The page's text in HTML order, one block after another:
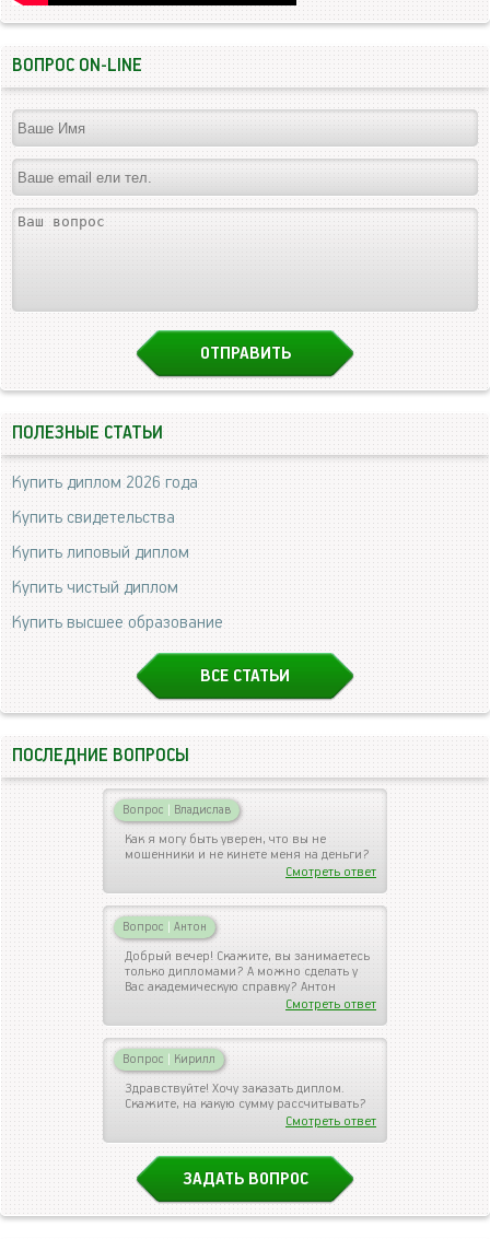
ВОПРОС ON-LINE
ПОЛЕЗНЫЕ СТАТЬИ
Купить диплом 2026 года
Купить свидетельства
Купить липовый диплом
Купить чистый диплом
Купить высшее образование
ВСЕ СТАТЬИ
ПОСЛЕДНИЕ ВОПРОСЫ
Вопрос | Владислав
Как я могу быть уверен, что вы не
мошенники и не кинете меня на деньги?
Смотреть ответ
Вопрос | Антон
Добрый вечер! Скажите, вы занимаетесь
только дипломами? А можно сделать у
Вас академическую справку? Антон
Смотреть ответ
Вопрос | Кирилл
Здравствуйте! Хочу заказать диплом.
Скажите, на какую сумму рассчитывать?
Смотреть ответ
ЗАДАТЬ ВОПРОС